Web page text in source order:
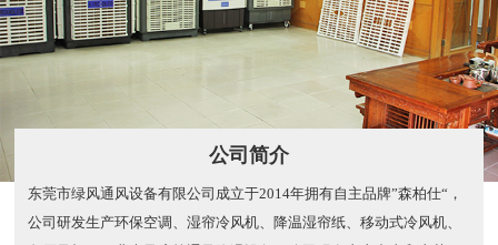
公司简介
东莞市绿风通风设备有限公司成立于2014年拥有自主品牌”森柏仕“，
公司研发生产环保空调、湿帘冷风机、降温湿帘纸、移动式冷风机、